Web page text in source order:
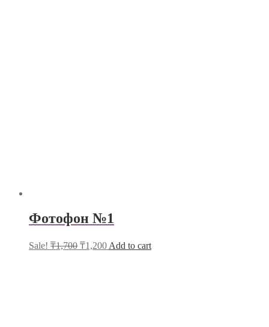
Фотофон №1
Sale! ₸1,700 ₸1,200 Add to cart